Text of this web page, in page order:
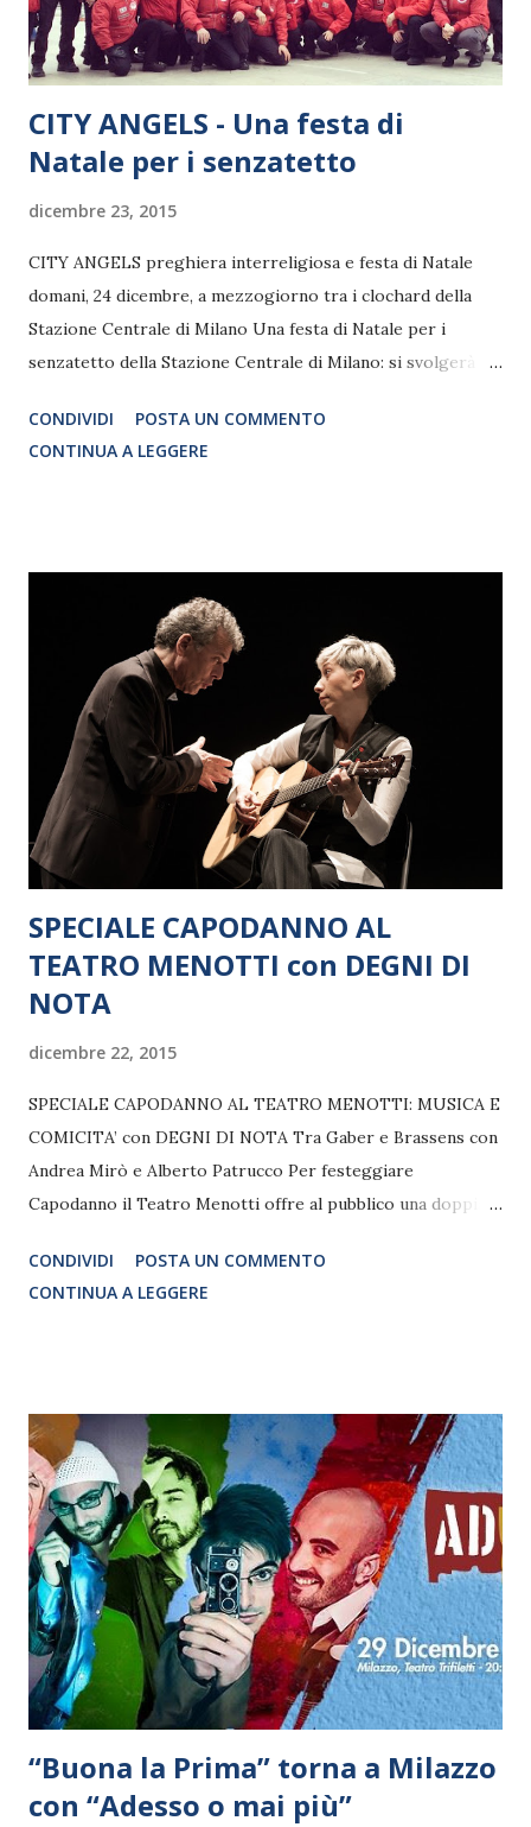
particolarità, i ...
CITY ANGELS - Una festa di
Natale per i senzatetto
dicembre 23, 2015
CITY ANGELS preghiera interreligiosa e festa di Natale
domani, 24 dicembre, a mezzogiorno tra i clochard della
Stazione Centrale di Milano Una festa di Natale per i
senzatetto della Stazione Centrale di Milano: si svolgerà
simbolo della città: davanti al Memoriale della Shoah -
Binario 21, in Largo Safra 1, a ridosso dello scalo
Roberto Jarach, Pregheranno insieme, tra i senzatetto,
Mons. Franco Buzzi, Prefetto della Biblioteca Ambrosiana;
gli imam Mohsen Mouelhi, Khaled Elhediny e Yahya
Pallavicini; i presidenti della Comunità ebraica milanese,
Milo Hasbani e Raffaele Besso; il pastore protestante Julim
Barbosa; il pastore valdese Giuseppe Platone; padre
Ambrogio Makar della Chiesa ortodossa; ed esponenti
buddisti e induisti. "Oggi più che mai c'è bisogno di iniz...
CONDIVIDI
POSTA UN COMMENTO
CONTINUA A LEGGERE
SPECIALE CAPODANNO AL
TEATRO MENOTTI con DEGNI DI
NOTA
dicembre 22, 2015
SPECIALE CAPODANNO AL TEATRO MENOTTI: MUSICA E
COMICITA’ con DEGNI DI NOTA Tra Gaber e Brassens con
Andrea Mirò e Alberto Patrucco Per festeggiare
Capodanno il Teatro Menotti offre al pubblico una doppia
interpretato da Andrea Mirò e Alberto Patrucco e diretto
da Emilio Russo. Lo spettacolo andrà in scena alle 19.00 e
brindare all’anno nuovo con spumante e panettone insieme
alla compagnia. Alberto Patrucco e Andrea Mirò, con la
complicità di tre musicisti, interpretano Degni di nota,
prodotto da di Tieffe Teatro, diretto da Emilio Russo, in
scena al Teatro Menotti fino al 1° gennaio 2016 (ore 16.30).
Frutto di un appassionante lavoro durato quasi due anni, lo
spettacolo di teatro musicale è stato scritto da Alberto
Patrucco con la collaborazione di Antonio Voceri. Gli...
CONDIVIDI
POSTA UN COMMENTO
CONTINUA A LEGGERE
“Buona la Prima” torna a Milazzo
con “Adesso o mai più”